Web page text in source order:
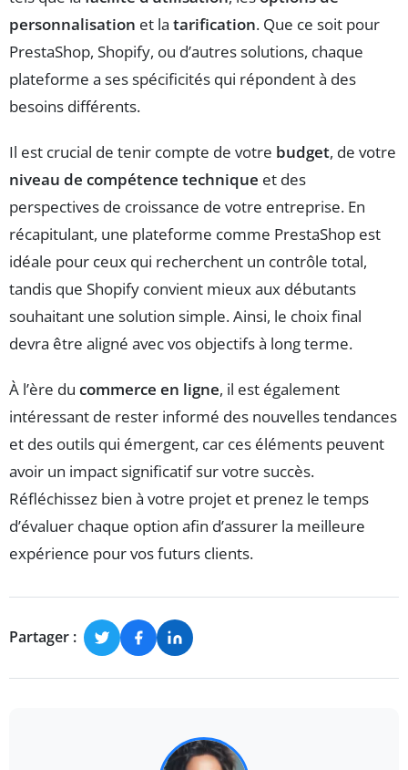
personnalisation et la tarification. Que ce soit pour
PrestaShop, Shopify, ou d’autres solutions, chaque
plateforme a ses spécificités qui répondent à des
besoins différents.
Il est crucial de tenir compte de votre budget, de votre
niveau de compétence technique et des
perspectives de croissance de votre entreprise. En
récapitulant, une plateforme comme PrestaShop est
idéale pour ceux qui recherchent un contrôle total,
tandis que Shopify convient mieux aux débutants
souhaitant une solution simple. Ainsi, le choix final
devra être aligné avec vos objectifs à long terme.
À l’ère du commerce en ligne, il est également
intéressant de rester informé des nouvelles tendances
et des outils qui émergent, car ces éléments peuvent
avoir un impact significatif sur votre succès.
Réfléchissez bien à votre projet et prenez le temps
d’évaluer chaque option afin d’assurer la meilleure
expérience pour vos futurs clients.
Partager :